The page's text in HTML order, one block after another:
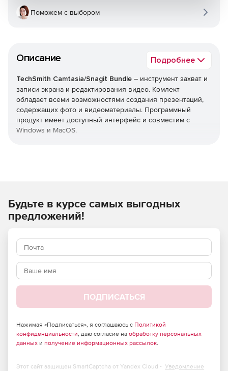
Описание Подробнее
TechSmith Camtasia/Snagit Bundle – инструмент захват и
записи экрана и редактирования видео. Комлект
обладает всеми возможностями создания презентаций,
содержащих фото и видеоматериалы. Программный
продукт имеет доступный интерфейс и совместим с
Windows и MacOS.
Включает следующие инструменты: Camtasia 2021,
Snagit 2021.
Эксклюзивное обучение для расширения навыков.
Поможем с выбором
Будьте в курсе самых выгодных
предложений!
ПОДПИСАТЬСЯ
Нажимая «Подписаться», я соглашаюсь с Политикой
конфиденциальности, даю согласие на обработку персональных
данных и получение информационных рассылок.
Этот сайт защищен SmartCaptcha от Yandex Cloud - Уведомление